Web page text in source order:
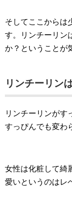
そしてここからは
す。リンチーリン
か？ということが
リンチーリン
リンチーリンがす
すっぴんでも変わ
女性は化粧して綺
愛いというのはレ